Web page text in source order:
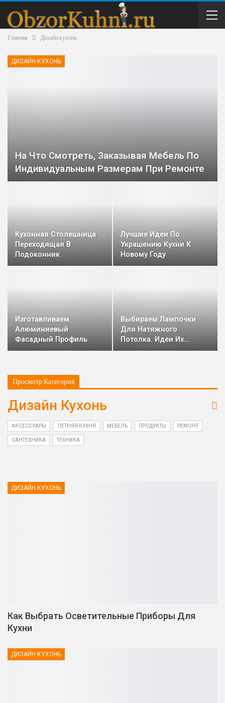
Главная Дизайн кухонь
ДИЗАЙН КУХОНЬ
На Что Смотреть, Заказывая Мебель По
Индивидуальным Размерам При Ремонте
Кухонная Столешница
Переходящая В
Подоконник
Лучшие Идеи По
Украшению Кухни К
Новому Году
Изготавливаем
Алюминиевый
Фасадный Профиль
Выбираем Лампочки
Для Натяжного
Потолка. Идеи Их…
Просмотр Категория
Дизайн Кухонь
АКСЕССУАРЫ ЛЕТНЯЯ КУХНЯ МЕБЕЛЬ ПРОДУКТЫ РЕМОНТ
САНТЕХНИКА ТЕХНИКА
ДИЗАЙН КУХОНЬ
Как Выбрать Осветительные Приборы Для
Кухни
ДИЗАЙН КУХОНЬ